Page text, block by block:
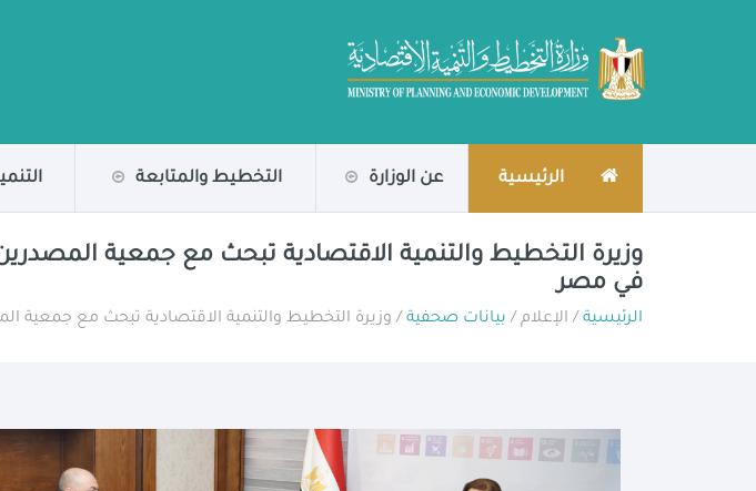
الرئيسية عن الوزارة التخطيط والمتابعة
وزيرة التخطيط والتنمية الاقتصادية تبحث مع جمعية
في مصر
الرئيسية / الإعلام / بيانات صحفية / وزيرة التخطيط والتنمية الاقتصادية تبحث مع جمعية